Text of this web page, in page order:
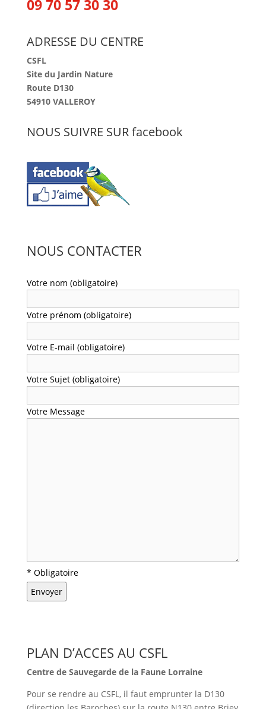
09 70 57 30 30
ADRESSE DU CENTRE
CSFL
Site du Jardin Nature
Route D130
54910 VALLEROY
NOUS SUIVRE SUR facebook
NOUS CONTACTER
Votre nom (obligatoire)
Votre prénom (obligatoire)
Votre E-mail (obligatoire)
Votre Sujet (obligatoire)
Votre Message
* Obligatoire
PLAN D’ACCES AU CSFL
Centre de Sauvegarde de la Faune Lorraine
Pour se rendre au CSFL, il faut emprunter la D130